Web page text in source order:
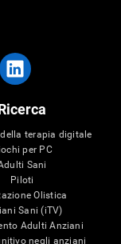
terapia digitale
per PC
Sani
Piloti
Olistica
Sani (iTV)
Adulti Anziani
negli anziani